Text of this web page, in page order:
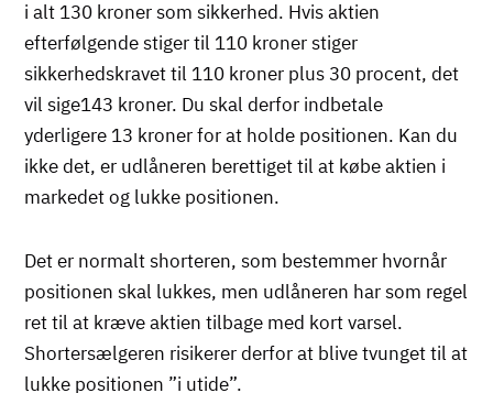
i alt 130 kroner som sikkerhed. Hvis aktien
efterfølgende stiger til 110 kroner stiger
sikkerhedskravet til 110 kroner plus 30 procent, det
vil sige143 kroner. Du skal derfor indbetale
yderligere 13 kroner for at holde positionen. Kan du
ikke det, er udlåneren berettiget til at købe aktien i
markedet og lukke positionen.
Det er normalt shorteren, som bestemmer hvornår
positionen skal lukkes, men udlåneren har som regel
ret til at kræve aktien tilbage med kort varsel.
Shortersælgeren risikerer derfor at blive tvunget til at
lukke positionen ”i utide”.